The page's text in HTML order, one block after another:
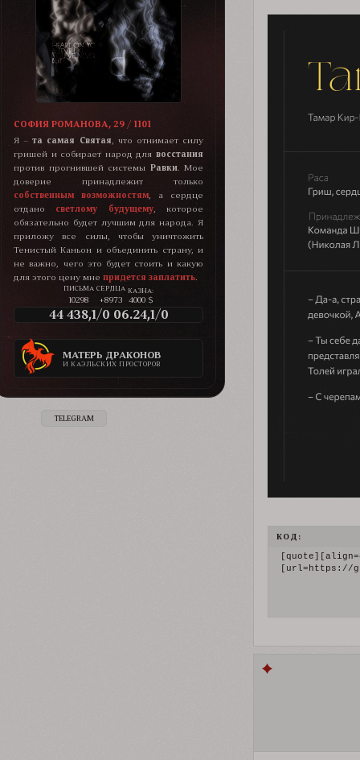
СОФИЯ РОМАНОВА, 29 / 1101
Я –та самая Святая , что отнимает силу
гришей и собирает народ для восстания
против прогнившей системы Равки. Мое
доверие принадлежит только
собственным возможностям , а сердце
отдано светлому будущему, которое
обязательно будет лучшим для народа. Я
приложу все силы, чтобы уничтожить
Тенистый Каньон и объединить страну, и
не важно, чего это будет стоить и какую
для этого цену мне придется заплатить
10298 +8973
КАЗНА:
4000 $
44 438,1/0 06.24,1/0
МАТЕРЬ ДРАКОНОВ
И КАЭЛЬСКИХ ПРОСТОРОВ
TELEGRAM
КОД:
[url=https://